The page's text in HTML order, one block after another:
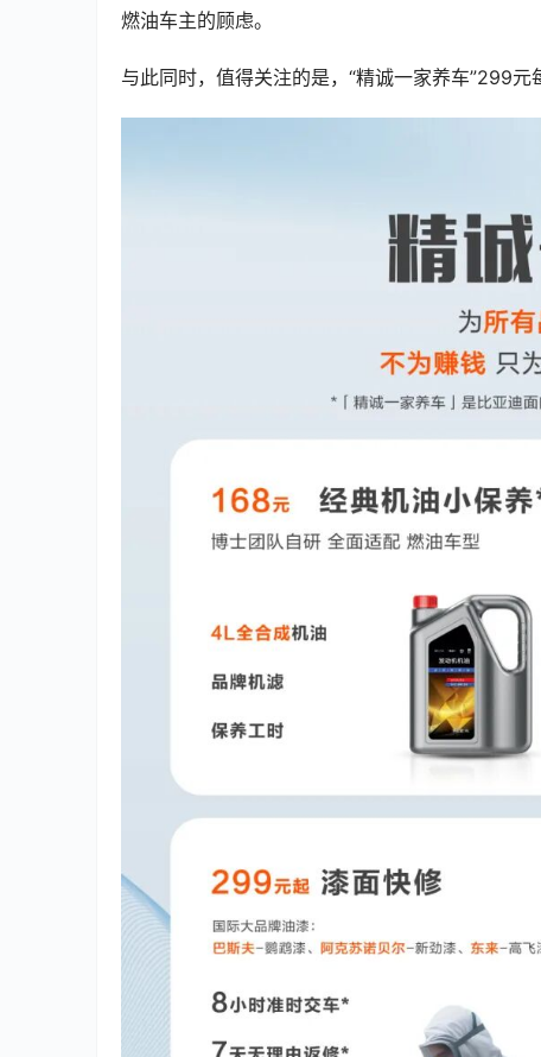
燃油车主的顾虑。
与此同时，值得关注的是，“精诚一家养车”299元